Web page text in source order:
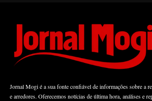
Jornal Mogi é a sua fonte confiável de informações sobre a
e arredores. Oferecemos notícias de última hora, análises e